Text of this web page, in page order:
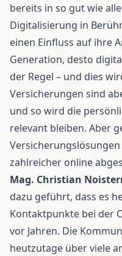
bereits in so gut wie
Digitalisierung in
einen Einfluss auf ihre
Generation, desto
der Regel – und dies
Versicherungen sind
und so wird die
relevant bleiben. Aber
zahlreicher online
Mag. Christian
dazu geführt, dass es
Kontaktpunkte bei der
vor Jahren. Die
heutzutage über viele